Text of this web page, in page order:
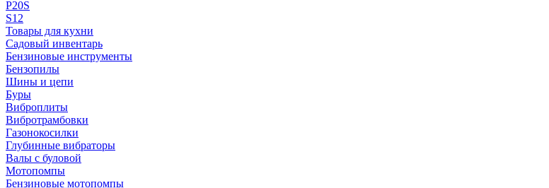
P20S
S12
Товары для кухни
Садовый инвентарь
Бензиновые инструменты
Бензопилы
Шины и цепи
Буры
Виброплиты
Вибротрамбовки
Газонокосилки
Глубинные вибраторы
Валы с буловой
Мотопомпы
Бензиновые мотопомпы